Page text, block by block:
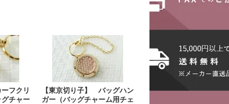
フクリ
チャー
【東京切り子】 バッグハン
ガー（バッグチャーム用チェ